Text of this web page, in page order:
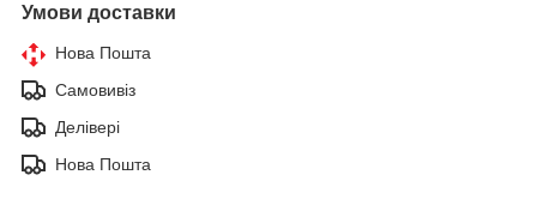
Умови доставки
Нова Пошта
Самовивіз
Делівері
Нова Пошта